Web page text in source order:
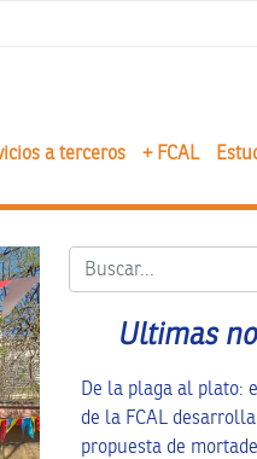
a terceros + FCAL
Ultimas
De la plaga al plato:
de la FCAL
propuesta de